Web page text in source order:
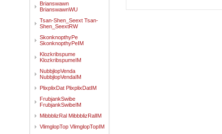
Brianswawn
BrianswawnWU
Tsan-Shen_Seext Tsan-
Shen_SeextRW
SkonknopthyPe
SkonknopthyPeIM
Klozkribspume
KlozkribspumeIM
NubbjlopVenda
NubbjlopVendaIM
PlixplixDat PlixplixDatIM
FrubjankSwibe
FrubjankSwibeIM
MibbblizRal MibbblizRalIM
VlimglopTop VlimglopTopIM